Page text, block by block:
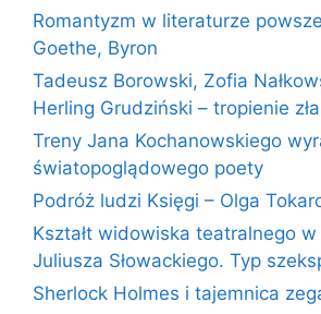
Romantyzm w literaturze
Goethe, Byron
Tadeusz Borowski, Zofia
Herling Grudziński – tropienie
Treny Jana Kochanowskiego
światopoglądowego poety
Podróż ludzi Księgi – Olga
Kształt widowiska teatralnego
Juliusza Słowackiego. Typ
Sherlock Holmes i tajemnica